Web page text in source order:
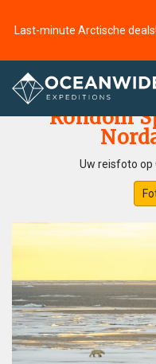
Last-minute Arctische
Home
Rondom
Uw reisfoto op